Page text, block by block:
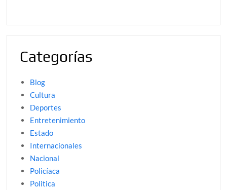
Categorías
Blog
Cultura
Deportes
Entretenimiento
Estado
Internacionales
Nacional
Policíaca
Politica